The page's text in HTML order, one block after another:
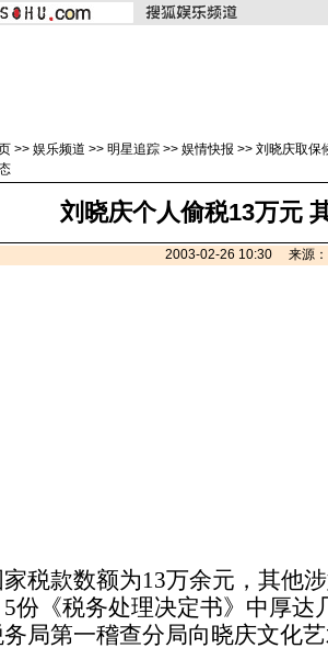
>> 娱乐频道 >> 明星追踪 >> 娱情快报 >> 刘晓庆取保
刘晓庆个人偷税13万元
2003-02-26 10:30 来源：
税款数额为13万余元，其他
《税务处理决定书》中厚达
局第一稽查分局向晓庆文化